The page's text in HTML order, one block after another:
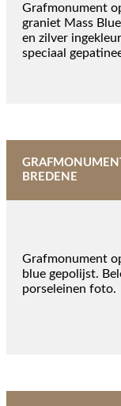
Grafmonument
graniet Mass
en zilver
speciaal
BREDENE
Grafmonument
blue gepolijst.
porseleinen foto.